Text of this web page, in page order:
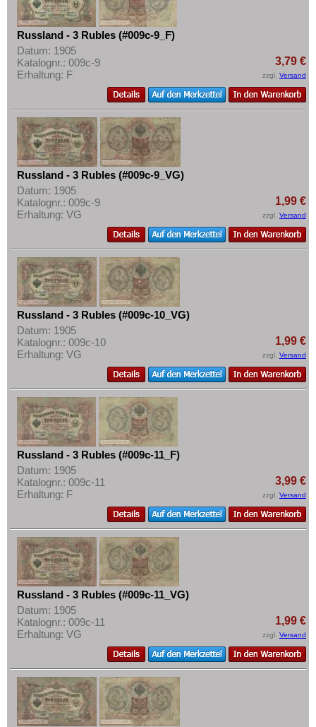
Russland - 3 Rubles (#009c-9_F)
Datum: 1905
Katalognr.: 009c-9
Erhaltung: F
3,79 €
zzgl. Versand
Russland - 3 Rubles (#009c-9_VG)
Datum: 1905
Katalognr.: 009c-9
Erhaltung: VG
1,99 €
zzgl. Versand
Russland - 3 Rubles (#009c-10_VG)
Datum: 1905
Katalognr.: 009c-10
Erhaltung: VG
1,99 €
zzgl. Versand
Russland - 3 Rubles (#009c-11_F)
Datum: 1905
Katalognr.: 009c-11
Erhaltung: F
3,99 €
zzgl. Versand
Russland - 3 Rubles (#009c-11_VG)
Datum: 1905
Katalognr.: 009c-11
Erhaltung: VG
1,99 €
zzgl. Versand